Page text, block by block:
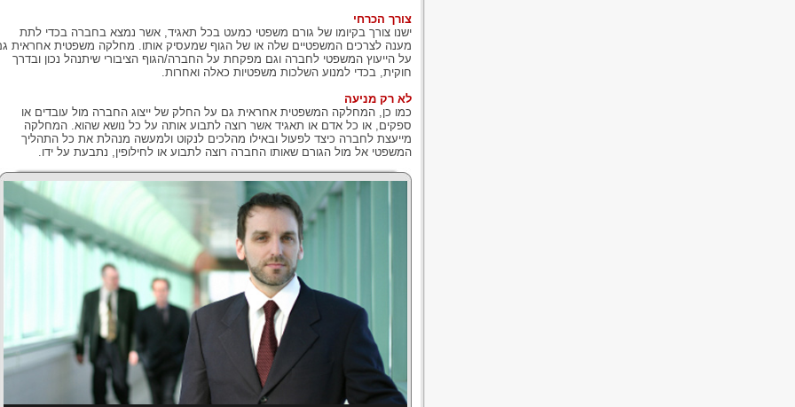
צורך הכרחי
ישנו צורך בקיומו של גורם משפטי כמעט בכל תאגיד, אשר נמצא בחברה בכדי לתת
מענה לצרכים המשפטיים שלה או של הגוף שמעסיק אותו. מחלקה משפטית אחראית
על הייעוץ המשפטי לחברה וגם מפקחת על החברה/הגוף הציבורי שיתנהל נכון ובדרך
חוקית, בכדי למנוע השלכות משפטיות כאלה ואחרות.
לא רק מניעה
כמו כן, המחלקה המשפטית אחראית גם על החלק של ייצוג החברה מול עובדים או
ספקים, או כל אדם או תאגיד אשר רוצה לתבוע אותה על כל נושא שהוא. המחלקה
מייעצת לחברה כיצד לפעול ובאילו מהלכים לנקוט ולמעשה מנהלת את כל התהליך
המשפטי אל מול הגורם שאותו החברה רוצה לתבוע או לחילופין, נתבעת על ידו.